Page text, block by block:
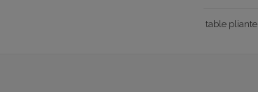
table pliante